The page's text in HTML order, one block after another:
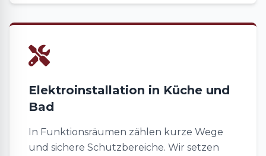
Elektroinstallation in Küche und
Bad
In Funktionsräumen zählen kurze Wege
und sichere Schutzbereiche. Wir setzen